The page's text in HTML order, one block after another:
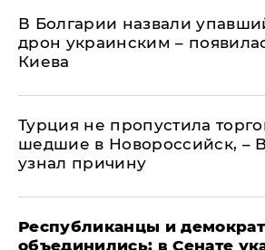
В Болгарии назвали
дрон украинским –
Киева
Турция не пропустила
шедшие в Новороссийск, –
узнал причину
Республиканцы и
объединились: в Сенате